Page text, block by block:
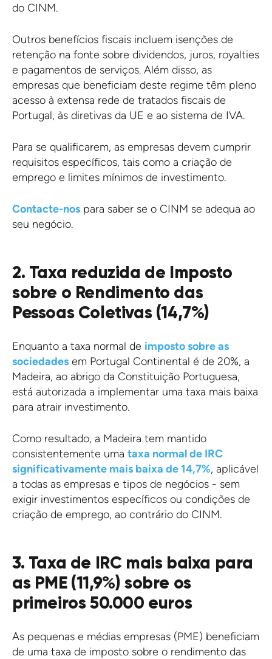
do CINM.
Outros benefícios fiscais incluem isenções de
retenção na fonte sobre dividendos, juros, royalties
e pagamentos de serviços. Além disso, as
empresas que beneficiam deste regime têm pleno
acesso à extensa rede de tratados fiscais de
Portugal, às diretivas da UE e ao sistema de IVA.
Para se qualificarem, as empresas devem cumprir
requisitos específicos, tais como a criação de
emprego e limites mínimos de investimento.
Contacte-nos para saber se o CINM se adequa ao
seu negócio.
2. Taxa reduzida de Imposto
sobre o Rendimento das
Pessoas Coletivas (14,7%)
Enquanto a taxa normal de imposto sobre as
sociedades em Portugal Continental é de 20%, a
Madeira, ao abrigo da Constituição Portuguesa,
está autorizada a implementar uma taxa mais baixa
para atrair investimento.
Como resultado, a Madeira tem mantido
consistentemente uma taxa normal de IRC
significativamente mais baixa de 14,7%, aplicável
a todas as empresas e tipos de negócios - sem
exigir investimentos específicos ou condições de
criação de emprego, ao contrário do CINM.
3. Taxa de IRC mais baixa para
as PME (11,9%) sobre os
primeiros 50.000 euros
As pequenas e médias empresas (PME) beneficiam
de uma taxa de imposto sobre o rendimento das